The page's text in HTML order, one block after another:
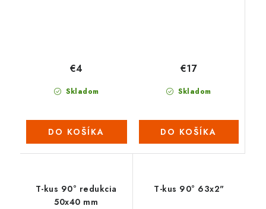
Skladom
€4
DO KOŠÍKA
Skladom
€17
DO KOŠÍKA
T-kus 90° redukcia
50x40 mm
T-kus 90° 63x2"